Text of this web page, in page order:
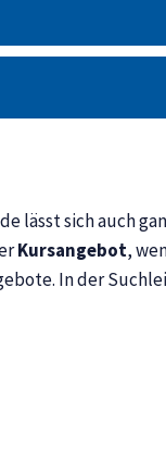
lässt sich auch
Kursangebot,
In der